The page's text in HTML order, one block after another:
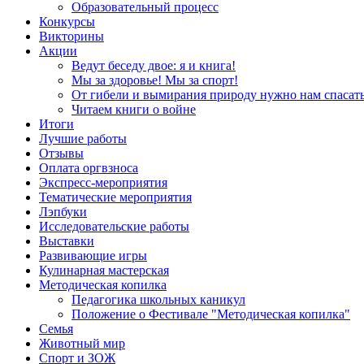
Образовательный процесс
Конкурсы
Викторины
Акции
Ведут беседу двое: я и книга!
Мы за здоровье! Мы за спорт!
От гибели и вымирания природу нужно нам
Читаем книги о войне
Итоги
Лучшие работы
Отзывы
Оплата оргвзноса
Экспресс-мероприятия
Тематические мероприятия
Лэпбуки
Исследовательские работы
Выставки
Развивающие игры
Кулинарная мастерская
Методическая копилка
Педагогика школьных каникул
Положение о Фестивале "Методическая копилка"
Семья
Животный мир
Спорт и ЗОЖ